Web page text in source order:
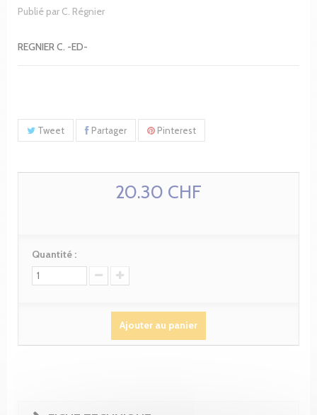
Publié par C. Régnier
REGNIER C. -ED-
Tweet Partager Pinterest
20.30 CHF
Quantité :
Ajouter au panier